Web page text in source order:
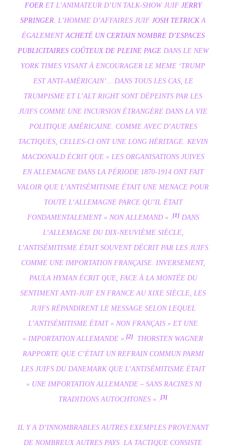
FOER ET L’ANIMATEUR D’UN TALK-SHOW JUIF JERRY
SPRINGER. L’HOMME D’AFFAIRES JUIF JOSH TETRICKA
ÉGALEMENTACHETÉ UN CERTAIN NOMBRE D’ESPACES
PUBLICITAIRES COÛTEUX DE PLEINE PAGEDANS LE NEW
YORK TIMES VISANT À ENCOURAGER LE MEME ‘TRUMP
EST ANTI-AMÉRICAIN’… DANS TOUS LES CAS, LE
TRUMPISME ET L’ALT RIGHT SONT DÉPEINTS PAR LES
JUIFS COMME UNE INCURSION ÉTRANGÈRE DANS LA VIE
POLITIQUE AMÉRICAINE. COMME AVEC D’AUTRES
TACTIQUES, CELLES-CI ONT UNE LONG HÉRITAGE. KEVIN
MACDONALD ÉCRIT QUE « LES ORGANISATIONS JUIVES
EN ALLEMAGNE DANS LA PÉRIODE 1870-1914 ONT FAIT
VALOIR QUE L’ANTISÉMITISME ÉTAIT UNE MENACE POUR
TOUTE L’ALLEMAGNE PARCE QU’IL ÉTAIT
FONDAMENTALEMENT » NON ALLEMAND « .[1] DANS
L’ALLEMAGNE DU DIX-NEUVIÈME SIÈCLE,
L’ANTISÉMITISME ÉTAIT SOUVENT DÉCRIT PAR LES JUIFS
COMME UNE IMPORTATION FRANÇAISE. INVERSEMENT,
PAULA HYMAN ÉCRIT QUE, FACE À LA MONTÉE DU
SENTIMENT ANTI-JUIF EN FRANCE AU XIXE SIÈCLE, LES
JUIFS RÉPANDIRENT LE MESSAGE SELON LEQUEL
L’ANTISÉMITISME ÉTAIT « NON FRANÇAIS » ET UNE
« IMPORTATION ALLEMANDE ».[2]
THORSTEN WAGNER
RAPPORTE QUE C’ÉTAIT UN REFRAIN COMMUN PARMI
LES JUIFS DU DANEMARK QUE L’ANTISÉMITISME ÉTAIT
» UNE IMPORTATION ALLEMANDE – SANS RACINES NI
TRADITIONS AUTOCHTONES « .[3]
IL Y A D’INNOMBRABLES AUTRES EXEMPLES PROVENANT
DE NOMBREUX AUTRES PAYS. LA TACTIQUE CONSISTE